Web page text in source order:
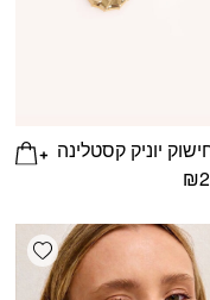
יוניק קסטלינה
₪